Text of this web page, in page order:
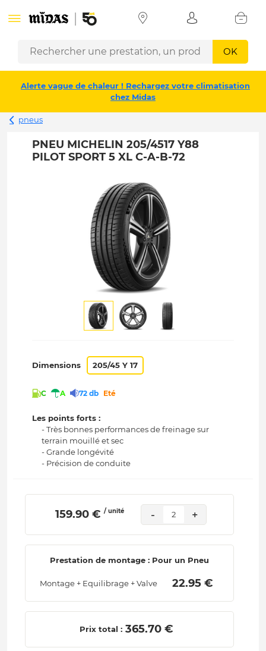
OK
Alerte vague de chaleur ! Rechargez votre climatisation
chez Midas
pneus
PNEU MICHELIN 205/4517 Y88
PILOT SPORT 5 XL C-A-B-72
Dimensions 205/45 Y 17
C A 72 db Eté
Les points forts :
- Très bonnes performances de freinage sur
terrain mouillé et sec
- Grande longévité
- Précision de conduite
159.90 € / unité - 2 +
Prestation de montage : Pour un Pneu
Montage + Equilibrage + Valve 22.95 €
Prix total : 365.70 €